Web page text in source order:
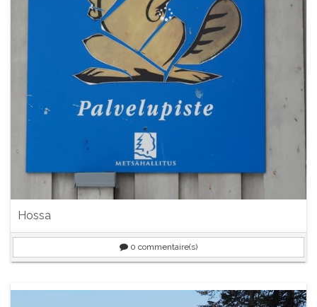
Hossa
0 commentaire(s)